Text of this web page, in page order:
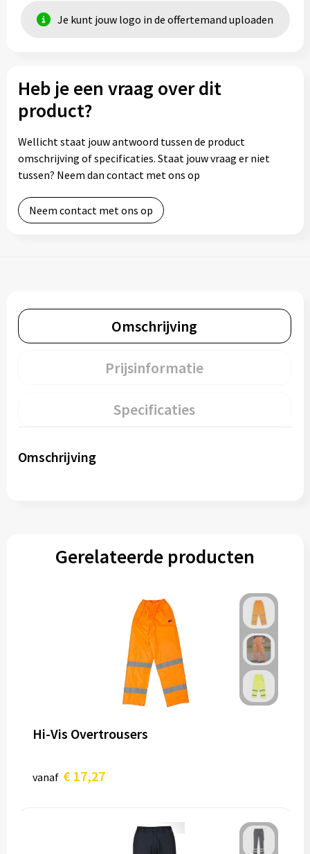
Je kunt jouw logo in de offertemand uploaden
Heb je een vraag over dit
product?
Wellicht staat jouw antwoord tussen de product
omschrijving of specificaties. Staat jouw vraag er niet
tussen? Neem dan contact met ons op
Neem contact met ons op
Omschrijving
Prijsinformatie
Specificaties
Omschrijving
Gerelateerde producten
Hi-Vis Overtrousers
vanaf € 17,27